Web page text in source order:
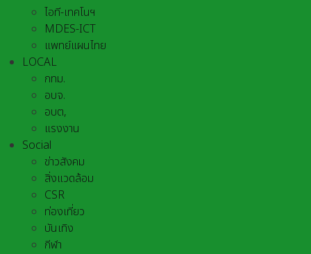
ไอที-เทคโนฯ
MDES-ICT
แพทย์แผนไทย
LOCAL
กทม.
อบจ.
อบต,
แรงงาน
Social
ข่าวสังคม
สิ่งแวดล้อม
CSR
ท่องเที่ยว
บันเทิง
กีฬา